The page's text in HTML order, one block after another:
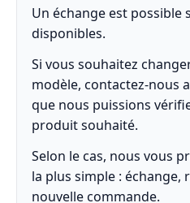
Un échange est possible
disponibles.
Si vous souhaitez
modèle, contactez-nous
que nous puissions
produit souhaité.
Selon le cas, nous vous
la plus simple :
nouvelle commande.